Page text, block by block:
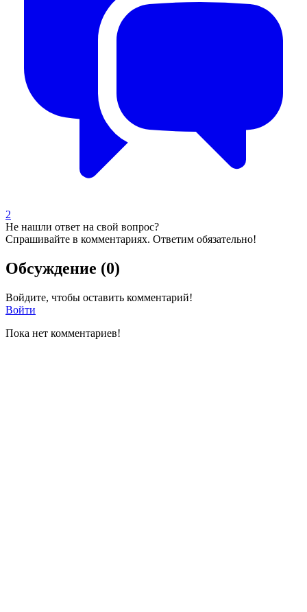
2
Не нашли ответ на свой вопрос?
Спрашивайте в комментариях. Ответим обязательно!
Обсуждение (0)
Войдите, чтобы оставить комментарий!
Войти
Пока нет комментариев!